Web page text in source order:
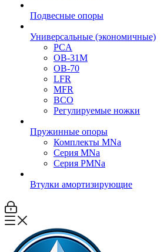
Подвесные опоры
Универсальные (экономичные)
PCA
ОВ-31М
OB-70
LFR
MFR
ВСО
Регулируемые ножки
Пружинные опоры
Комплекты MNa
Серия MNa
Серия PMNa
Втулки амортизирующие